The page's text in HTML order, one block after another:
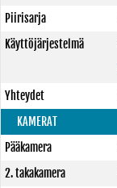
Piirisarja
Käyttöjärjestelmä
Yhteydet
KAMERAT
Pääkamera
2. takakamera